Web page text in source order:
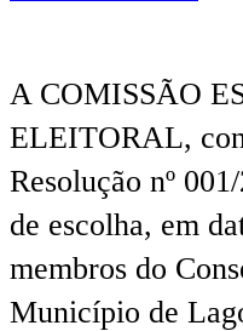
A COMISSÃO
ELEITORAL,
Resolução nº
de escolha, em
membros do
Município de